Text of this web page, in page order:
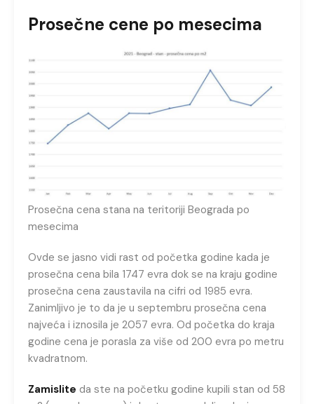
Prosečne cene po mesecima
Prosečna cena stana na teritoriji Beograda po
mesecima
Ovde se jasno vidi rast od početka godine kada je
prosečna cena bila 1747 evra dok se na kraju godine
prosečna cena zaustavila na cifri od 1985 evra.
Zanimljivo je to da je u septembru prosečna cena
najveća i iznosila je 2057 evra. Od početka do kraja
godine cena je porasla za više od 200 evra po metru
kvadratnom.
Zamislite da ste na početku godine kupili stan od 58